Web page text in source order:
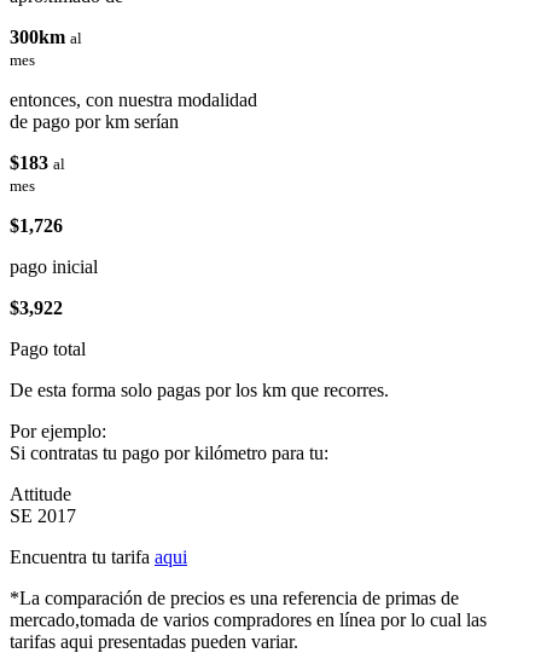
300km al
mes
entonces, con nuestra modalidad
de pago por km serían
$183 al
mes
$1,726
pago inicial
$3,922
Pago total
De esta forma solo pagas por los km que recorres.
Por ejemplo:
Si contratas tu pago por kilómetro para tu:
Attitude
SE 2017
Encuentra tu tarifa aqui
*La comparación de precios es una referencia de primas de
mercado,tomada de varios compradores en línea por lo cual las
tarifas aqui presentadas pueden variar.